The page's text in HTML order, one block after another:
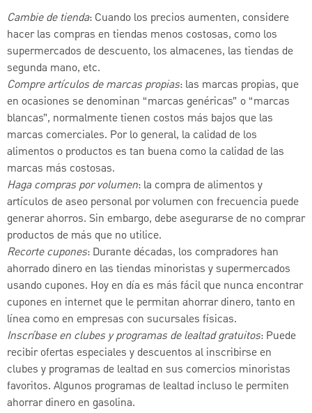
Cambie de tienda: Cuando los precios aumenten, considere
hacer las compras en tiendas menos costosas, como los
supermercados de descuento, los almacenes, las tiendas de
segunda mano, etc.
Compre artículos de marcas propias: las marcas propias, que
en ocasiones se denominan “marcas genéricas” o “marcas
blancas”, normalmente tienen costos más bajos que las
marcas comerciales. Por lo general, la calidad de los
alimentos o productos es tan buena como la calidad de las
marcas más costosas.
Haga compras por volumen: la compra de alimentos y
artículos de aseo personal por volumen con frecuencia puede
generar ahorros. Sin embargo, debe asegurarse de no comprar
productos de más que no utilice.
Recorte cupones: Durante décadas, los compradores han
ahorrado dinero en las tiendas minoristas y supermercados
usando cupones. Hoy en día es más fácil que nunca encontrar
cupones en internet que le permitan ahorrar dinero, tanto en
línea como en empresas con sucursales físicas.
Inscríbase en clubes y programas de lealtad gratuitos: Puede
recibir ofertas especiales y descuentos al inscribirse en
clubes y programas de lealtad en sus comercios minoristas
favoritos. Algunos programas de lealtad incluso le permiten
ahorrar dinero en gasolina.